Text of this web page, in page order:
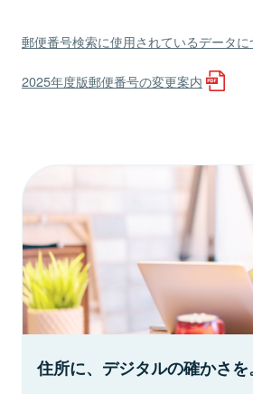
郵便番号検索に使用されているデータに
2025年度版郵便番号の変更案内
住所に、デジタルの確かさを